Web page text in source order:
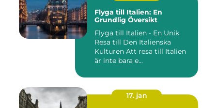
Flyga till Italien: En
Grundlig Översikt
Flyga till Italien - En Unik
Resa till Den Italienska
Kulturen Att resa till Italien
är inte bara e...
17. jan